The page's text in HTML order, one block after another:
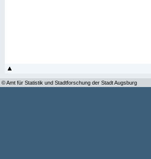
© Amt für Statistik und Stadtforschung der Stadt Augsburg